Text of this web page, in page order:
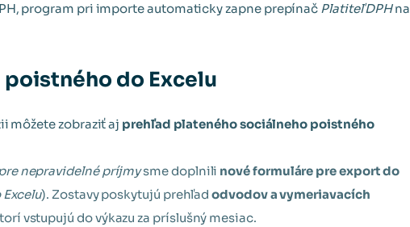
program pri importe automaticky zapne prepínač Platiteľ DPHna
poistného do Excelu
môžete zobraziť aj prehľad plateného sociálneho poistného
nepravidelné príjmysme doplnili nové formuláre pre export do
). Zostavy poskytujú prehľadodvodov a vymeriavacích
vstupujú do výkazu za príslušný mesiac.